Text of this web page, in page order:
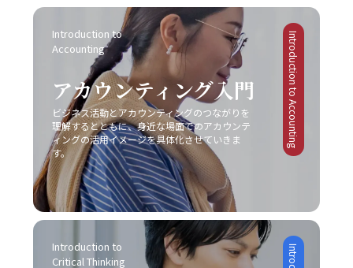
ることは、長期的な成長にも大きく寄与するでしょう。こ
れらの具体的な対処戦略は、「仕事で話が噛み合わない人
との対処法」として多くのビジネスシーンで応用可能であ
り、適切に実践することで、業務効率やチームの生産性の
向上につながります。経験に基づく実践例を参考に、各自
の環境に合った方法を柔軟に取り入れる姿勢が求められま
す。 まとめ 以上のように、ビジネスにおけるコミュニケ
ーションの不調は、単なる一方的な問題ではなく、双方の
認識のズレや情報伝達の不備、さらには思考の整理不足か
ら来る複合的な現象です。特に「仕事で話が噛み合わない
人との対処法」としては、具体的な対策を講じることが不
可欠となります。まず、会議や打ち合わせの場では、前提
条件の確認や具体的な言葉選び、相手の理解度を逐一確認
する姿勢が求められます。次に、必要に応じて一度話を持
ち帰り、冷静に再度整理してから再挑戦するという柔軟性
も欠かせません。また、自己の論理的思考を鍛えることに
ランスが重要です。ビジネスシーンでは、論理的な説明が
求められる場面も多い一方で、相手の感情に寄り添うこと
も必要不可欠です。論理だけでは伝え切れない部分や、感
情を込めた発信が不足していると、相手の共感を得ること
が難しくなり、結果的に意思疎通がうまくいかない可能性
があります。この点について、「ビジネスにおけるコミュ
ニケーション能力」の現場においては、感情表現と論理的
説明のバランスを取るための訓練が不可欠です。 さら
に、目的意識の欠如にも注意が必要です。コミュニケーシ
ョンは方法そのものが目的ではなく、最終的には相手に行
動変容を促すための手段です。目的が明確でないまま話を
進めると、どれだけテクニックを駆使しても、受信者にと
って重要なポイントが伝わらず、業務上の成果に結び付か
ない場合があります。そのため、事前に伝えたいポイント
や目的を明確にし、適切な手法を選択することが、効果的
ンラインプラットフォームでのブランディングも、従来の
広告や宣伝方法とは一線を画す新たな方法として取り入れ
られています。このように、レッドオーシャンの戦い方に
おいては、伝統的な戦略と最新のテクノロジーを融合させ
ることで、競争優位性を確保する必要があるのです。 競
争における成功事例と失敗事例 現実のビジネスシーンに
おいて、レッドオーシャン 市場での成功事例と失敗事例
は多岐にわたります。成功した企業は、明確な戦略と確固
たる差別化、そして徹底したコスト管理を実践していま
す。たとえば、コカ・コーラは新市場としてチューハイ・
サワー市場に参入する際、徹底した市場調査と消費者ニー
ズの分析に基づく戦略展開により、短期間で一定の市場シ
ェアを獲得しました。また、トヨタ自動車は常に「カイゼ
ン」を徹底し、品質と効率性の向上を図ることで、激しい
競争環境においても堅実な成長を実現しています。 一方
で、失敗に終わった事例も貴重な教訓として残されていま
ンスが低下するリスクがあります。これにより、個人の評
価が下がり、キャリア上の成長機会や重要なチャンスが逃
されることにつながります。そのため、先延ばし癖は単な
る個人的な問題に留まらず、社会人としての基礎力や信頼
性を左右する重大な問題と言えます。 ここで特に留意す
べきは、先延ばしの背景には「完璧主義」や「失敗恐怖
症」が密接に関係しているという点です。完璧主義者は、
全ての条件が整うのを待ってから行動するため、結果とし
てタスクが無期限に先延ばしにされる傾向があります。一
方、失敗を恐れる心理は、行動の最初の一歩を踏み出すこ
とさえも躊躇させ、結果として問題が先送りされる原因と
なります。こうした心理的要因への正しいアプローチなく
しては、「後回し癖の改善」は達成しにくいと言えるでし
ょう。 また、ADHDのような発達障害が原因の場合には、
個人の努力だけでは限界があることを認識し、専門の医療
機関やカウンセラーの協力を仰ぐことも大切です。一人で
Introduction to
Accounting
アカウンティング入門
ビジネス活動とアカウンティングのつながりを
理解するとともに、身近な場面でのアカウンテ
ィングの活用イメージを具体化させていきま
す。
Introduction to Accounting
Introduction to
Critical Thinking